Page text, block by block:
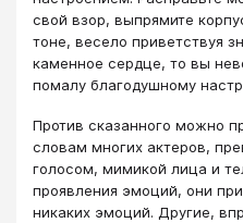
свой взор, выпрямите
тоне, весело приветствуя
каменное сердце, то вы
помалу благодушному
Против сказанного можно
словам многих актеров,
голосом, мимикой лица и
проявления эмоций, они
никаких эмоций. Другие,